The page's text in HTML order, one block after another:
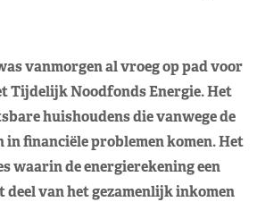
vanmorgen al vroeg op pad voor
Tijdelijk Noodfonds Energie. Het
huishoudens die vanwege de
in financiële problemen komen. Het
waarin de energierekening een
deel van het gezamenlijk inkomen